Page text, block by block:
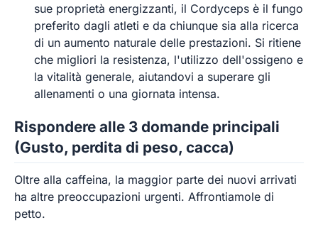
sue proprietà energizzanti, il Cordyceps è il fungo
preferito dagli atleti e da chiunque sia alla ricerca
di un aumento naturale delle prestazioni. Si ritiene
che migliori la resistenza, l'utilizzo dell'ossigeno e
la vitalità generale, aiutandovi a superare gli
allenamenti o una giornata intensa.
Rispondere alle 3 domande principali
(Gusto, perdita di peso, cacca)
Oltre alla caffeina, la maggior parte dei nuovi arrivati
ha altre preoccupazioni urgenti. Affrontiamole di
petto.